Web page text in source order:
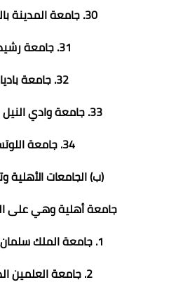
30. جامعة المدينة بالقاهرة.
31. جامعة رشيد.
32. جامعة باديا.
33. جامعة وادي النيل بالفيوم.
34. جامعة اللوتس
(ب) الجامعات الأهلية
جامعة أهلية وهي على
1. جامعة الملك سلمان الدولية.
2. جامعة العلمين الدولية.